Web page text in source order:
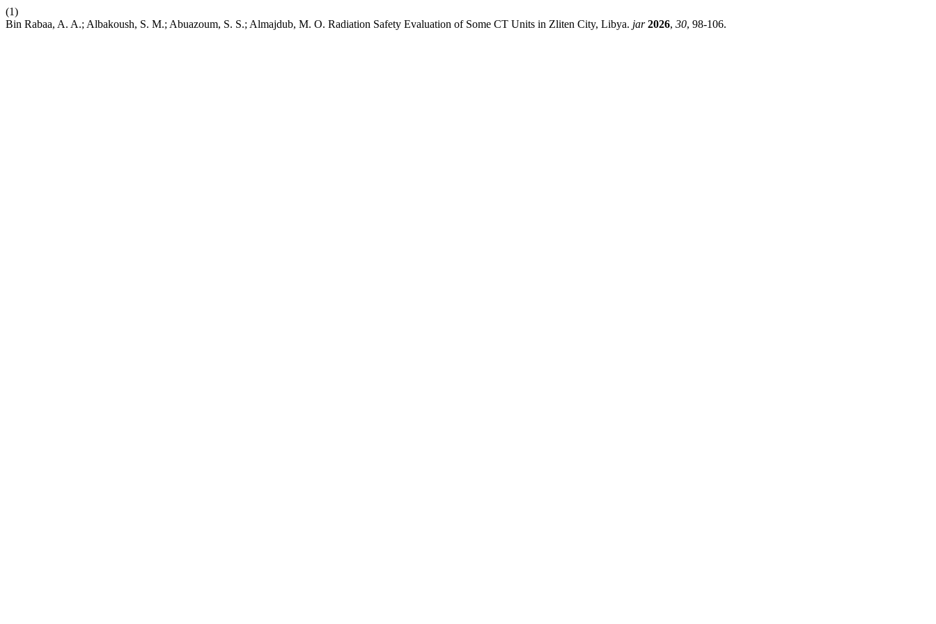
(1)
Bin Rabaa, A. A.; Albakoush, S. M.; Abuazoum, S. S.; Almajdub, M. O. Radiation Safety Evaluation of Some CT Units in Zliten City, Libya. jar 2026, 30, 98-106.